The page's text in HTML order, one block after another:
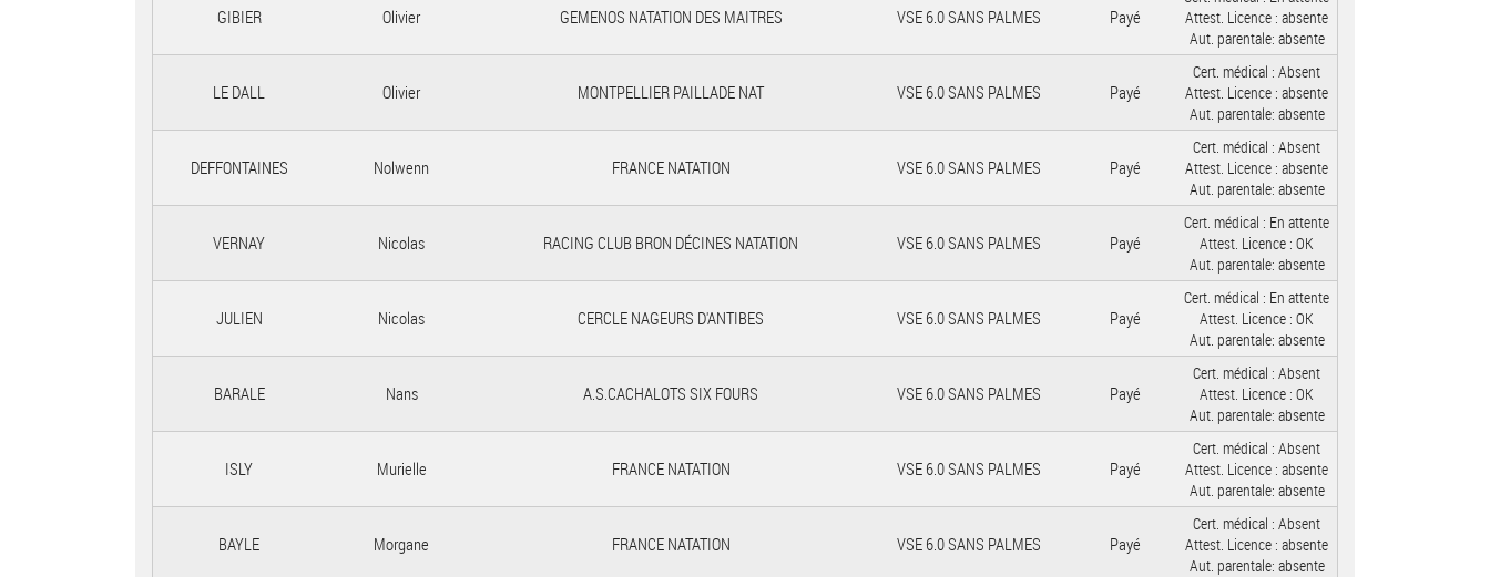
GIBIER Olivier GEMENOS NATATION DES MAITRES VSE 6.0 SANS PALMES Payé
Attest. Licence : absente
Aut. parentale: absente
LE DALL Olivier MONTPELLIER PAILLADE NAT VSE 6.0 SANS PALMES Payé
Cert. médical : Absent
Attest. Licence : absente
Aut. parentale: absente
DEFFONTAINES Nolwenn FRANCE NATATION VSE 6.0 SANS PALMES Payé
Cert. médical : Absent
Attest. Licence : absente
Aut. parentale: absente
VERNAY Nicolas RACING CLUB BRON DÉCINES NATATION VSE 6.0 SANS PALMES Payé
Cert. médical : En attente
Attest. Licence : OK
Aut. parentale: absente
JULIEN Nicolas CERCLE NAGEURS D'ANTIBES VSE 6.0 SANS PALMES Payé
Cert. médical : En attente
Attest. Licence : OK
Aut. parentale: absente
BARALE Nans A.S.CACHALOTS SIX FOURS VSE 6.0 SANS PALMES Payé
Cert. médical : Absent
Attest. Licence : OK
Aut. parentale: absente
ISLY Murielle FRANCE NATATION VSE 6.0 SANS PALMES Payé
Cert. médical : Absent
Attest. Licence : absente
Aut. parentale: absente
BAYLE Morgane FRANCE NATATION VSE 6.0 SANS PALMES Payé
Cert. médical : Absent
Attest. Licence : absente
Aut. parentale: absente